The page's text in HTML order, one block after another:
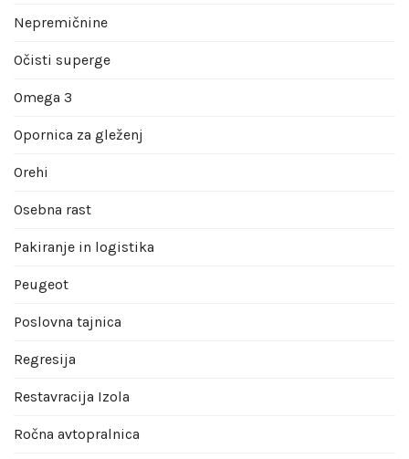
Nepremičnine
Očisti superge
Omega 3
Opornica za gleženj
Orehi
Osebna rast
Pakiranje in logistika
Peugeot
Poslovna tajnica
Regresija
Restavracija Izola
Ročna avtopralnica